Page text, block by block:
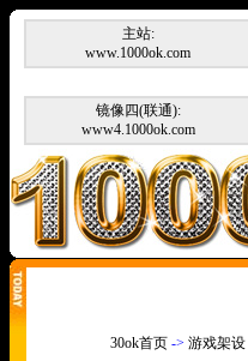
主站:
www.1000ok.com
镜像四(联通):
www4.1000ok.com
30ok首页 -> 游戏架设